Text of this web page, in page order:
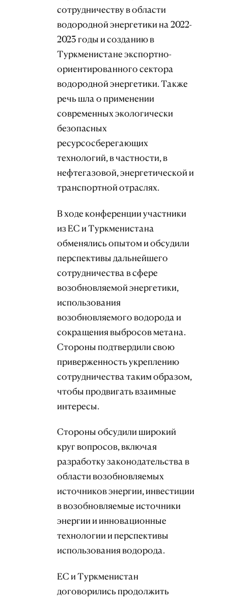
сотрудничеству в области
водородной энергетики на 2022-
2023 годы и созданию в
Туркменистане экспортно-
ориентированного сектора
водородной энергетики. Также
речь шла о применении
современных экологически
безопасных
ресурсосберегающих
технологий, в частности, в
нефтегазовой, энергетической и
транспортной отраслях.
В ходе конференции участники
из ЕС и Туркменистана
обменялись опытом и обсудили
перспективы дальнейшего
сотрудничества в сфере
возобновляемой энергетики,
использования
возобновляемого водорода и
сокращения выбросов метана.
Стороны подтвердили свою
приверженность укреплению
сотрудничества таким образом,
чтобы продвигать взаимные
интересы.
Стороны обсудили широкий
круг вопросов, включая
разработку законодательства в
области возобновляемых
источников энергии, инвестиции
в возобновляемые источники
энергии и инновационные
технологии и перспективы
использования водорода.
ЕС и Туркменистан
договорились продолжить